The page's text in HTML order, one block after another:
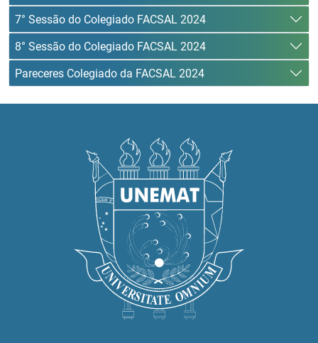
7° Sessão do Colegiado FACSAL 2024
8° Sessão do Colegiado FACSAL 2024
Pareceres Colegiado da FACSAL 2024